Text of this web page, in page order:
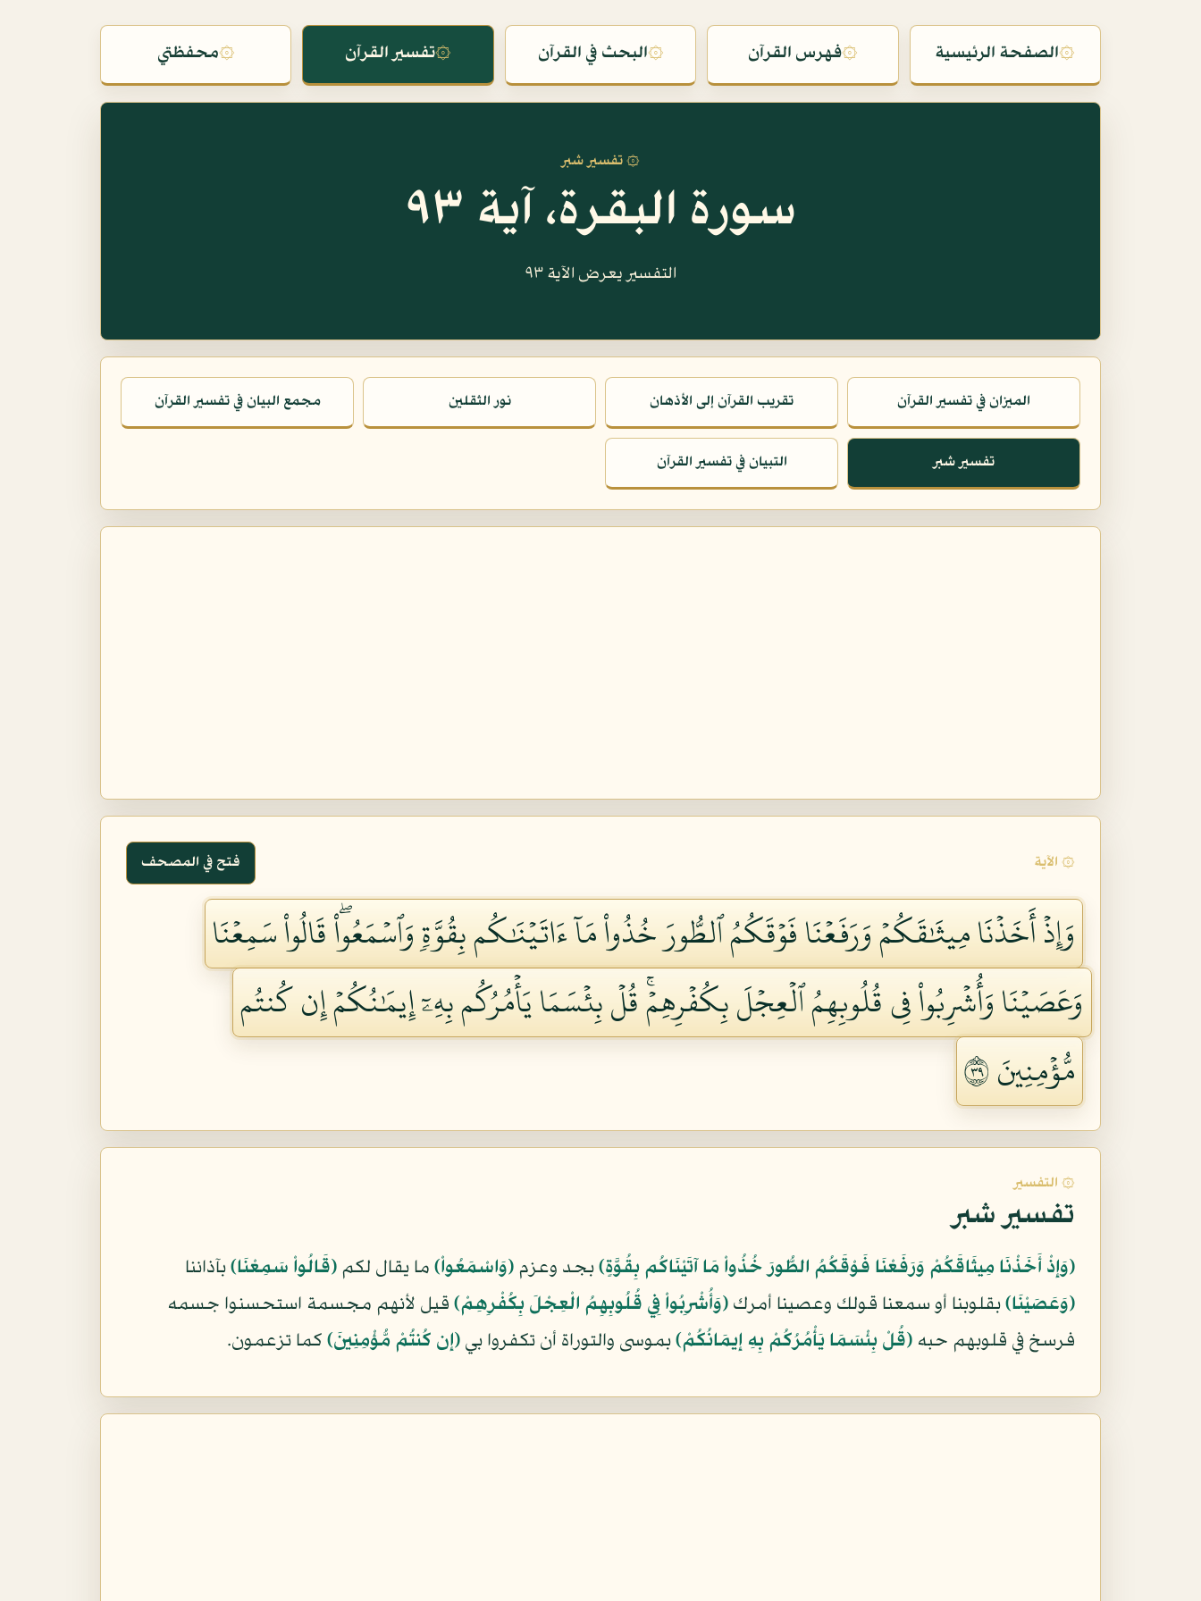
۞الصفحة الرئيسية ۞فهرس القرآن ۞البحث في القرآن ۞تفسير القرآن ۞محفظتي
۞ تفسير شبر
سورة البقرة، آية ٩٣
التفسير يعرض الآية ٩٣
الميزان في تفسير القرآن تقريب القرآن إلى الأذهان نور الثقلين مجمع البيان في تفسير القرآن
تفسير شبر التبيان في تفسير القرآن
۞ الآية فتح في المصحف
وَإِذۡ أَخَذۡنَا مِيثَٰقَكُمۡ وَرَفَعۡنَا فَوۡقَكُمُ ٱلطُّورَ خُذُواْ مَآ ءَاتَيۡنَٰكُم بِقُوَّةٖ وَٱسۡمَعُواْۖ قَالُواْ سَمِعۡنَا
وَعَصَيۡنَا وَأُشۡرِبُواْ فِي قُلُوبِهِمُ ٱلۡعِجۡلَ بِكُفۡرِهِمۡۚ قُلۡ بِئۡسَمَا يَأۡمُرُكُم بِهِۦٓ إِيمَٰنُكُمۡ إِن كُنتُم
مُّؤۡمِنِينَ ٩٣
۞ التفسير
تفسير شبر
﴿وَإِذْ أَخَذْنَا مِيثَاقَكُمْ وَرَفَعْنَا فَوْقَكُمُ الطُّورَ خُذُواْ مَا آتَيْنَاكُم بِقُوَّةٍ﴾بجد وعزم ﴿وَاسْمَعُواْ﴾ ما يقال لكم ﴿قَالُواْ سَمِعْنَا﴾بآذاننا
﴿وَعَصَيْنَا﴾بقلوبنا أو سمعنا قولك وعصينا أمرك ﴿وَأُشْرِبُواْ فِي قُلُوبِهِمُ الْعِجْلَ بِكُفْرِهِمْ﴾ قيل لأنهم مجسمة استحسنوا جسمه
فرسخ في قلوبهم حبه ﴿قُلْ بِئْسَمَا يَأْمُرُكُمْ بِهِ إِيمَانُكُمْ﴾بموسى والتوراة أن تكفروا بي ﴿إِن كُنتُمْ مُّؤْمِنِينَ﴾ كما تزعمون.